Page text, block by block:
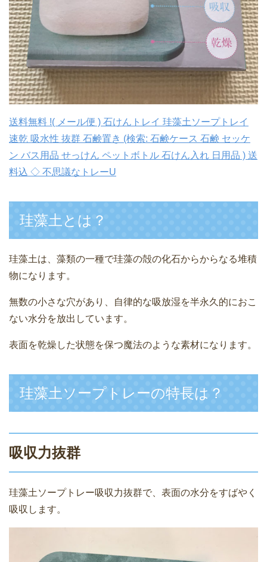
送料無料 !( メール便 ) 石けんトレイ 珪藻土ソープトレイ
速乾 吸水性 抜群 石鹸置き (検索: 石鹸ケース 石鹸 セッケ
ン バス用品 せっけん ペットボトル 石けん入れ 日用品 ) 送
料込 ◇ 不思議なトレーU
珪藻土とは？
珪藻土は、藻類の一種で珪藻の殻の化石からからなる堆積
物になります。
無数の小さな穴があり、自律的な吸放湿を半永久的におこ
ない水分を放出しています。
表面を乾燥した状態を保つ魔法のような素材になります。
珪藻土ソープトレーの特長は？
吸収力抜群
珪藻土ソープトレー吸収力抜群で、表面の水分をすばやく
吸収します。